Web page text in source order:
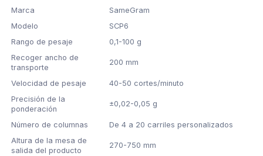
Marca
SameGram
Modelo
SCP6
Rango de pesaje
0,1-100 g
Recoger ancho de
transporte
200 mm
Velocidad de pesaje
40-50 cortes/minuto
Precisión de la
ponderación
±0,02-0,05 g
Número de columnas
De 4 a 20 carriles personalizados
Altura de la mesa de
salida del producto
270-750 mm